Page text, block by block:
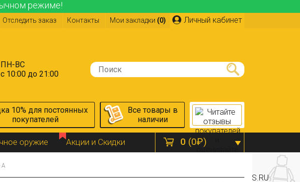
режиме!
Личный кабинет
Отследить заказ Контакты Мои закладки (0)
ПН-ВС
с 10:00 до 21:00
0 (0₽)
10% для постоянных
покупателей
Все товары в
наличии
оружие Акции и Скидки
A